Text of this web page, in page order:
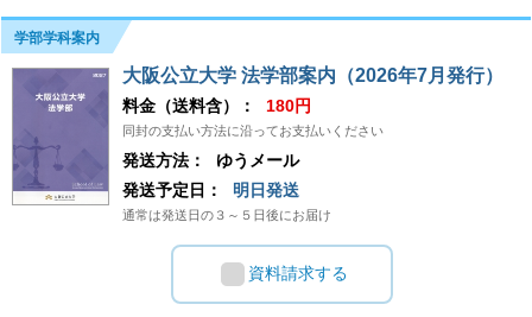
学部学科案内
大阪公立大学 法学部案内（2026年7月発行）
料金（送料含）： 180円
同封の支払い方法に沿ってお支払いください
発送方法：
ゆうメール
発送予定日：
明日発送
通常は発送日の３～５日後にお届け
資料請求する